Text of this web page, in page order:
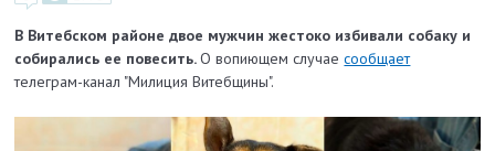
В Витебском районе двое мужчин жестоко избивали собаку и
собирались ее повесить.О вопиющем случаесообщает
телеграм-канал "Милиция Витебщины".